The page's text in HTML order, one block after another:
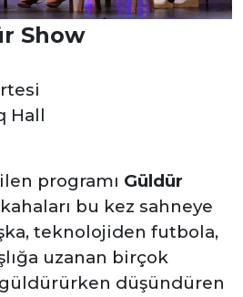
Show
Hall
programı Güldür
bu kez sahneye
teknolojiden futbola,
uzanan birçok
düşündüren